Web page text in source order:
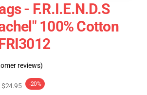
- F.R.I.E.N.D.S
100% Cotton
reviews)
$24.95 -20%